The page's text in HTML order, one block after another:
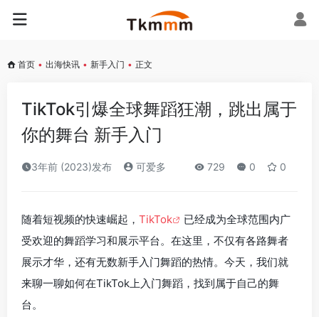
首页 • 出海快讯 • 新手入门 • 正文
TikTok引爆全球舞蹈狂潮，跳出属于
你的舞台 新手入门
3年前 (2023)发布 可爱多 729 0 0
随着短视频的快速崛起， TikTok
已经成为全球范围内广
受欢迎的舞蹈学习和展示平台。在这里，不仅有各路舞者
展示才华，还有无数新手入门舞蹈的热情。今天，我们就
来聊一聊如何在TikTok上入门舞蹈，找到属于自己的舞
台。